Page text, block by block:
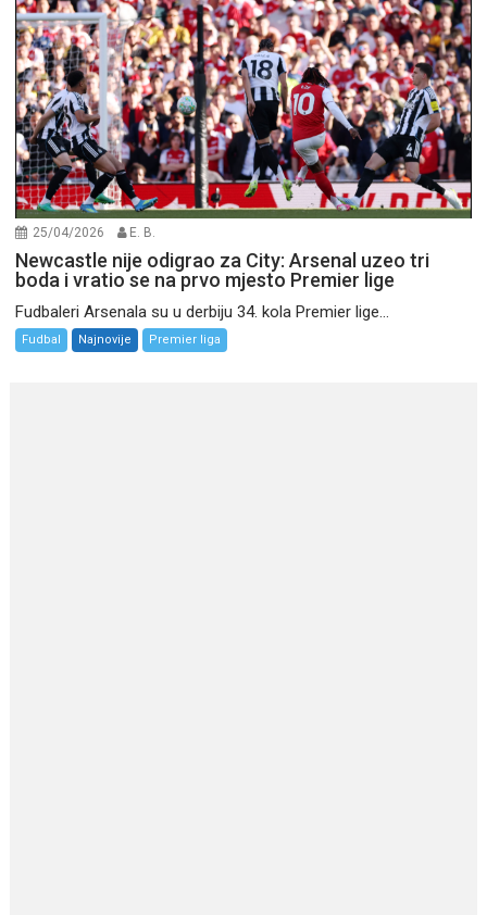
25/04/2026 E. B.
Newcastle nije odigrao za City: Arsenal uzeo tri
boda i vratio se na prvo mjesto Premier lige
Fudbaleri Arsenala su u derbiju 34. kola Premier lige...
Fudbal Najnovije Premier liga